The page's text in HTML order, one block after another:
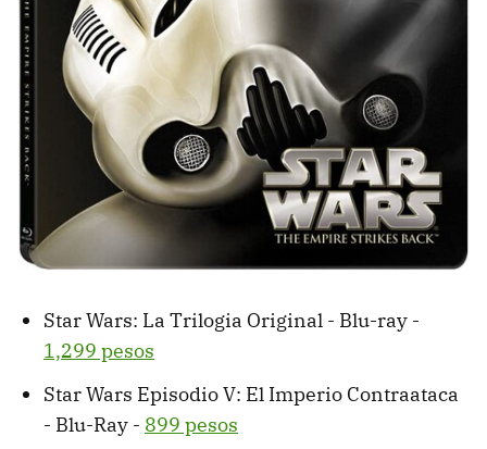
Star Wars: La Trilogia Original - Blu-ray -
1,299 pesos
Star Wars Episodio V: El Imperio Contraataca
- Blu-Ray - 899 pesos